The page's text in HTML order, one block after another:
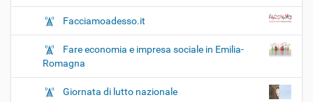
Facciamoadesso.it
Fare economia e impresa sociale in Emilia-
Romagna
Giornata di lutto nazionale